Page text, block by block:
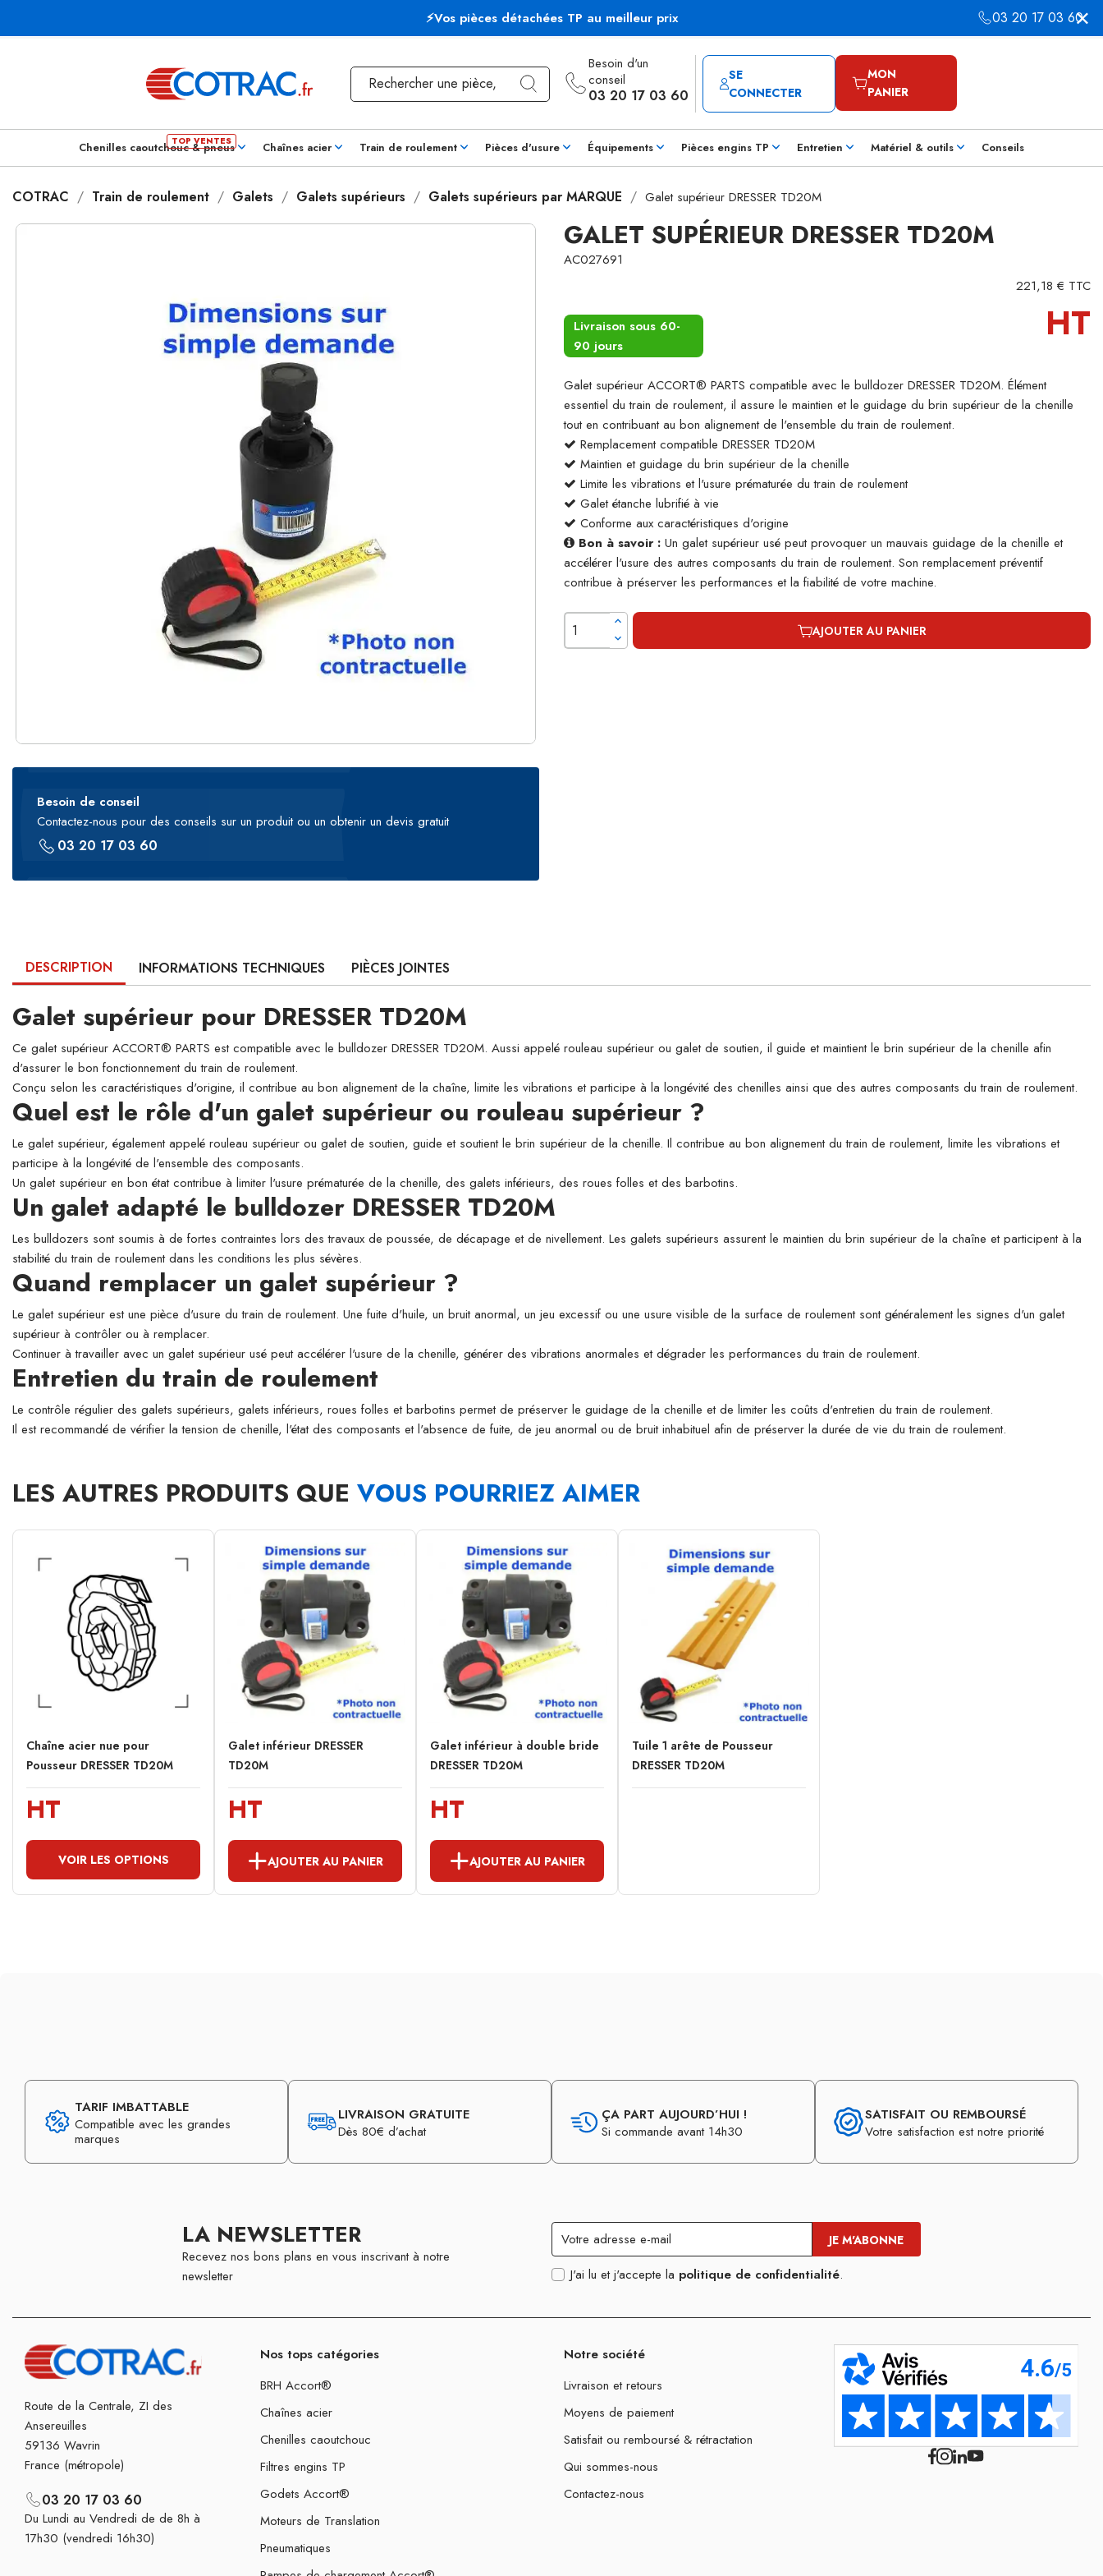
⚡Vos pièces détachées TP au meilleur prix 03 20 17 03 60
Besoin d'un
conseil
03 20 17 03 60
SE
CONNECTER
MON
PANIER
Chenilles caoutchouc & pneus Chaînes acier Train de roulement Pièces d'usure Équipements Pièces engins TP Entretien Matériel & outils Conseils
COTRAC Train de roulement Galets Galets supérieurs Galets supérieurs par MARQUE Galet supérieur DRESSER TD20M
Besoin de conseil
Contactez-nous pour des conseils sur un produit ou un obtenir un devis gratuit
03 20 17 03 60
GALET SUPÉRIEUR DRESSER TD20M
AC027691
221,18 € TTC
Livraison sous 60-
90 jours
HT
Galet supérieur ACCORT® PARTS compatible avec le bulldozer DRESSER TD20M. Élément
essentiel du train de roulement, il assure le maintien et le guidage du brin supérieur de la chenille
tout en contribuant au bon alignement de l'ensemble du train de roulement.
Remplacement compatible DRESSER TD20M
Maintien et guidage du brin supérieur de la chenille
Limite les vibrations et l'usure prématurée du train de roulement
Galet étanche lubrifié à vie
Conforme aux caractéristiques d'origine
Bon à savoir : Un galet supérieur usé peut provoquer un mauvais guidage de la chenille et
accélérer l'usure des autres composants du train de roulement. Son remplacement préventif
contribue à préserver les performances et la fiabilité de votre machine.
AJOUTER AU PANIER
DESCRIPTION INFORMATIONS TECHNIQUES PIÈCES JOINTES
Galet supérieur pour DRESSER TD20M
Ce galet supérieur ACCORT® PARTS est compatible avec le bulldozer DRESSER TD20M. Aussi appelé rouleau supérieur ou galet de soutien, il guide et maintient le brin supérieur de la chenille afin
d'assurer le bon fonctionnement du train de roulement.
Conçu selon les caractéristiques d'origine, il contribue au bon alignement de la chaîne, limite les vibrations et participe à la longévité des chenilles ainsi que des autres composants du train de roulement.
Quel est le rôle d'un galet supérieur ou rouleau supérieur ?
Le galet supérieur, également appelé rouleau supérieur ou galet de soutien, guide et soutient le brin supérieur de la chenille. Il contribue au bon alignement du train de roulement, limite les vibrations et
participe à la longévité de l'ensemble des composants.
Un galet supérieur en bon état contribue à limiter l'usure prématurée de la chenille, des galets inférieurs, des roues folles et des barbotins.
Un galet adapté le bulldozer DRESSER TD20M
Les bulldozers sont soumis à de fortes contraintes lors des travaux de poussée, de décapage et de nivellement. Les galets supérieurs assurent le maintien du brin supérieur de la chaîne et participent à la
stabilité du train de roulement dans les conditions les plus sévères.
Quand remplacer un galet supérieur ?
Le galet supérieur est une pièce d'usure du train de roulement. Une fuite d'huile, un bruit anormal, un jeu excessif ou une usure visible de la surface de roulement sont généralement les signes d'un galet
supérieur à contrôler ou à remplacer.
Continuer à travailler avec un galet supérieur usé peut accélérer l'usure de la chenille, générer des vibrations anormales et dégrader les performances du train de roulement.
Entretien du train de roulement
Le contrôle régulier des galets supérieurs, galets inférieurs, roues folles et barbotins permet de préserver le guidage de la chenille et de limiter les coûts d'entretien du train de roulement.
Il est recommandé de vérifier la tension de chenille, l'état des composants et l'absence de fuite, de jeu anormal ou de bruit inhabituel afin de préserver la durée de vie du train de roulement.
LES AUTRES PRODUITS QUE VOUS POURRIEZ AIMER
Chaîne acier nue pour
Pousseur DRESSER TD20M
HT
VOIR LES OPTIONS
Galet inférieur DRESSER
TD20M
HT
AJOUTER AU PANIER
Galet inférieur à double bride
DRESSER TD20M
HT
AJOUTER AU PANIER
Tuile 1 arête de Pousseur
DRESSER TD20M
TARIF IMBATTABLE
Compatible avec les grandes
marques
LIVRAISON GRATUITE
Dès 80€ d’achat
ÇA PART AUJOURD’HUI !
Si commande avant 14h30
SATISFAIT OU REMBOURSÉ
Votre satisfaction est notre priorité
LA NEWSLETTER
Recevez nos bons plans en vous inscrivant à notre
newsletter
J'ai lu et j'accepte la politique de confidentialité.
Route de la Centrale, ZI des
Ansereuilles
59136 Wavrin
France (métropole)
03 20 17 03 60
Du Lundi au Vendredi de de 8h à
17h30 (vendredi 16h30)
Nos tops catégories
BRH Accort®
Chaînes acier
Chenilles caoutchouc
Filtres engins TP
Godets Accort®
Moteurs de Translation
Pneumatiques
Notre société
Livraison et retours
Moyens de paiement
Satisfait ou remboursé & rétractation
Qui sommes-nous
Contactez-nous